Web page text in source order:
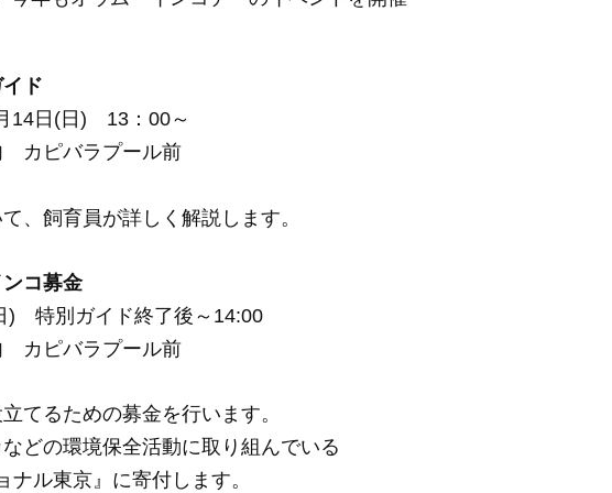
ド
14日(日) 13：00～
カピバラプール前
、飼育員が詳しく解説します。
コ募金
) 特別ガイド終了後～14:00
カピバラプール前
てるための募金を行います。
どの環境保全活動に取り組んでいる
ナル東京』に寄付します。